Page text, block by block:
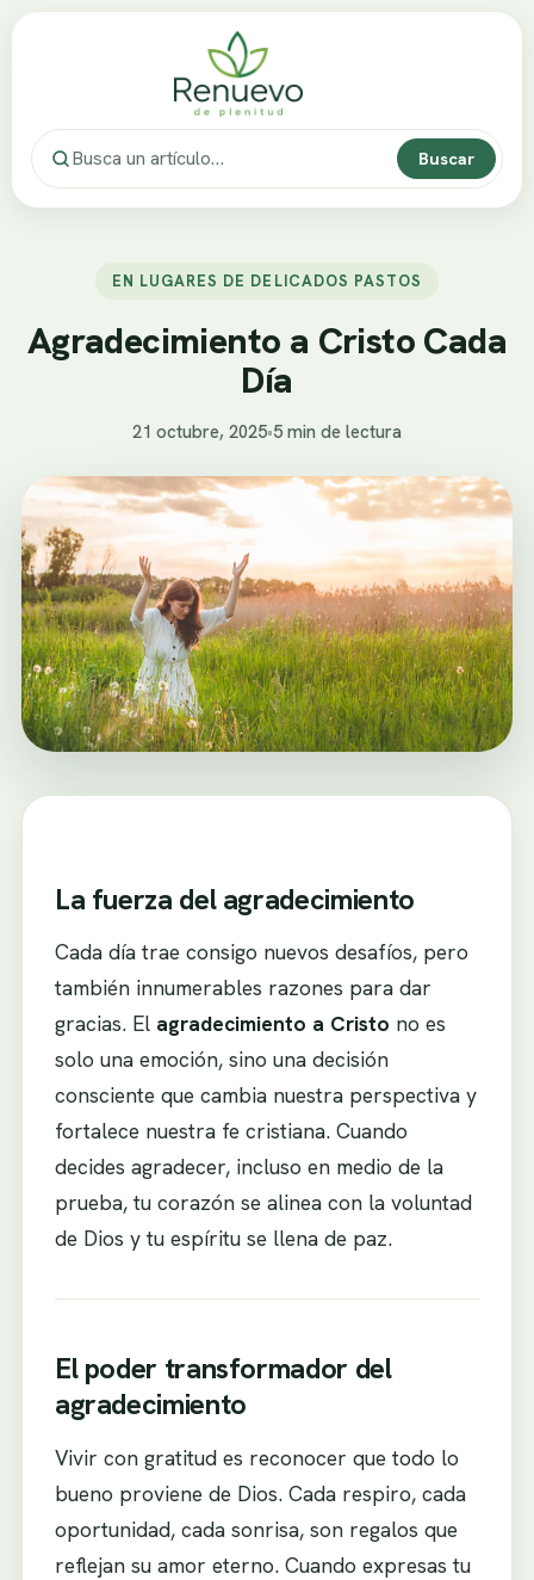
Buscar
EN LUGARES DE DELICADOS PASTOS
Agradecimiento a Cristo Cada
Día
21 octubre, 2025•5 min de lectura
La fuerza del agradecimiento
Cada día trae consigo nuevos desafíos, pero
también innumerables razones para dar
gracias. El agradecimiento a Cristo no es
solo una emoción, sino una decisión
consciente que cambia nuestra perspectiva y
fortalece nuestra fe cristiana. Cuando
decides agradecer, incluso en medio de la
prueba, tu corazón se alinea con la voluntad
de Dios y tu espíritu se llena de paz.
El poder transformador del
agradecimiento
Vivir con gratitud es reconocer que todo lo
bueno proviene de Dios. Cada respiro, cada
oportunidad, cada sonrisa, son regalos que
reflejan su amor eterno. Cuando expresas tu